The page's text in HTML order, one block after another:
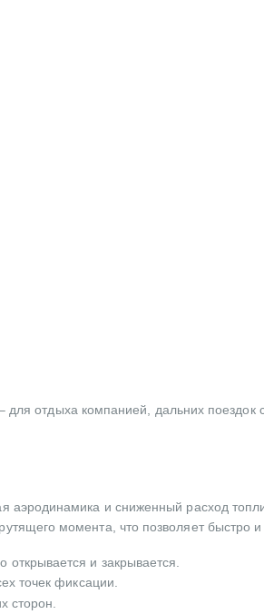
отдыха компанией, дальних поездок
аэродинамика и сниженный расход
момента, что позволяет быстро и
и закрывается.
точек фиксации.
сторон.